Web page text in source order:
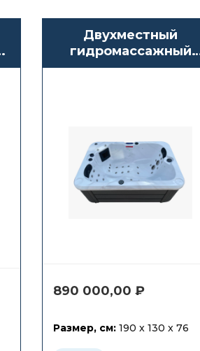
Двухместный
гидромассажный
бассейн СПА
890 000,00 ₽
Размер, см:190 x 130 x 76